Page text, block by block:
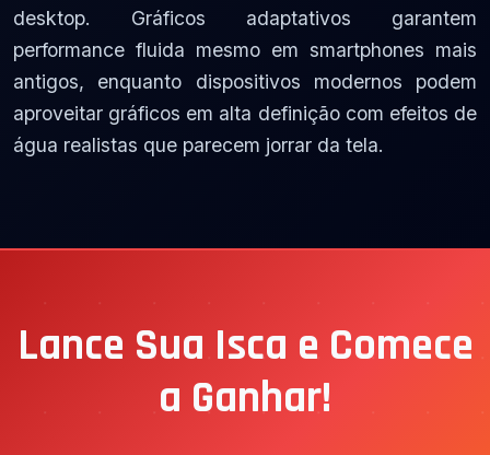
desktop. Gráficos adaptativos garantem
performance fluida mesmo em smartphones mais
antigos, enquanto dispositivos modernos podem
aproveitar gráficos em alta definição com efeitos de
água realistas que parecem jorrar da tela.
Lance Sua Isca e Comece
a Ganhar!